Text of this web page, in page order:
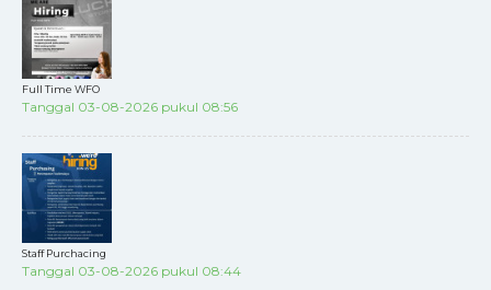
Full Time WFO
Tanggal 03-08-2026 pukul 08:56
Staff Purchacing
Tanggal 03-08-2026 pukul 08:44